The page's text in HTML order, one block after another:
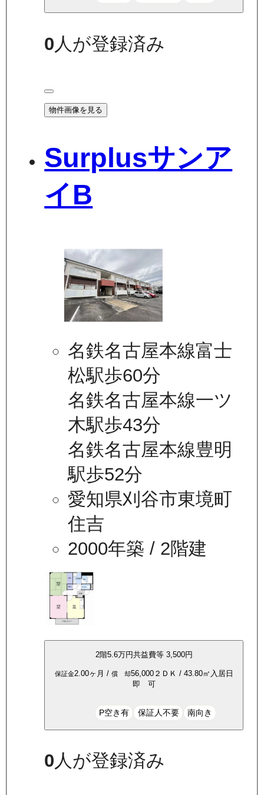
0 人が登録済み
物件画像を見る
Surplusサンア
イB
名鉄名古屋本線富士
松駅歩60分
名鉄名古屋本線一ツ
木駅歩43分
名鉄名古屋本線豊明
駅歩52分
愛知県刈谷市東境町
住吉
2000年築 / 2階建
2階5.6万円共益費等 3,500円
保証金2.00ヶ月 / 償 却56,000２ＤＫ / 43.80㎡ 入居日
即 可
P空き有 保証人不要 南向き
0人が登録済み